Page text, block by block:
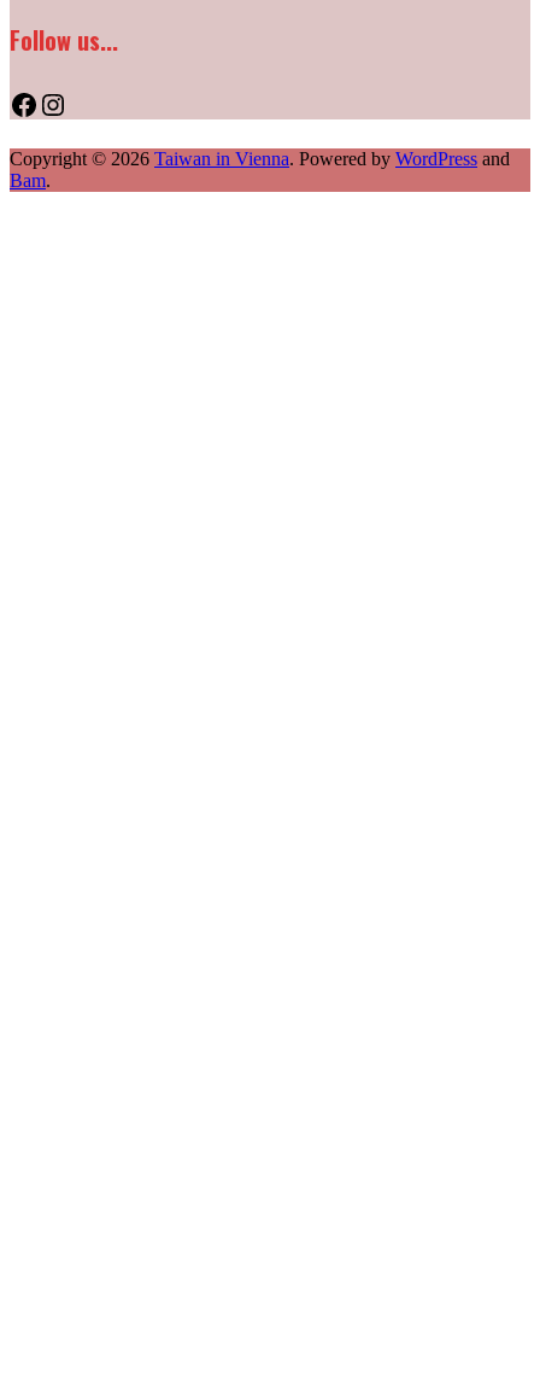
Follow us...
Facebook
Instagram
Copyright © 2026 Taiwan in Vienna. Powered by WordPress and
Bam.